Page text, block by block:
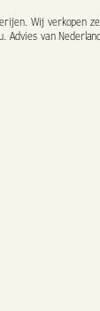
Wij verkopen
Advies van